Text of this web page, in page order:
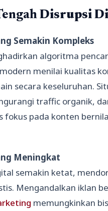
Disrupsi
Semakin Kompleks
algoritma
menilai kualitas
secara keseluruhan.
traffic organik,
fokus pada konten
Meningkat
semakin ketat,
Mengandalkan iklan
memungkinkan